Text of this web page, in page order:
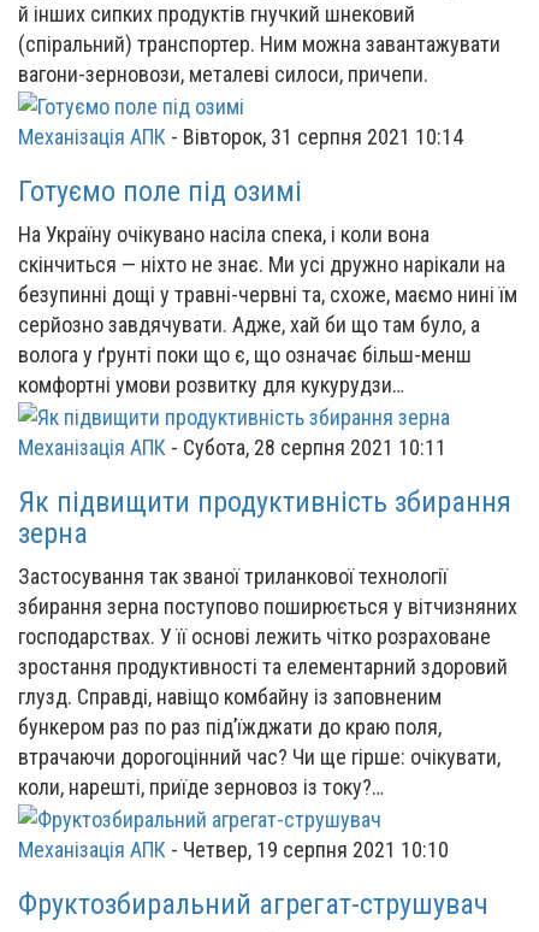
й інших сипких продуктів гнучкий шнековий
(спіральний) транспортер. Ним можна завантажувати
вагони-зерновози, металеві силоси, причепи.
Механізація АПК - Вівторок, 31 серпня 2021 10:14
Готуємо поле під озимі
На Україну очікувано насіла спека, і коли вона
скінчиться — ніхто не знає. Ми усі дружно нарікали на
безупинні дощі у травні-червні та, схоже, маємо нині їм
серйозно завдячувати. Адже, хай би що там було, а
волога у ґрунті поки що є, що означає більш-менш
комфортні умови розвитку для кукурудзи…
Механізація АПК - Субота, 28 серпня 2021 10:11
Як підвищити продуктивність збирання
зерна
Застосування так званої триланкової технології
збирання зерна поступово поширюється у вітчизняних
господарствах. У її основі лежить чітко розраховане
зростання продуктивності та елементарний здоровий
глузд. Справді, навіщо комбайну із заповненим
бункером раз по раз під’їжджати до краю поля,
втрачаючи дорогоцінний час? Чи ще гірше: очікувати,
коли, нарешті, приїде зерновоз із току?…
Механізація АПК - Четвер, 19 серпня 2021 10:10
Фруктозбиральний агрегат-струшувач